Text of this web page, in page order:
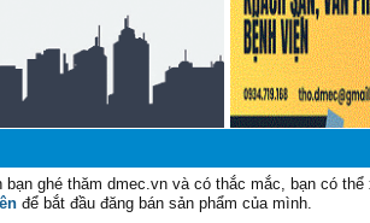
bạn ghé thăm dmec.vn và có thắc mắc, bạn có
để bắt đầu đăng bán sản phẩm của mình.